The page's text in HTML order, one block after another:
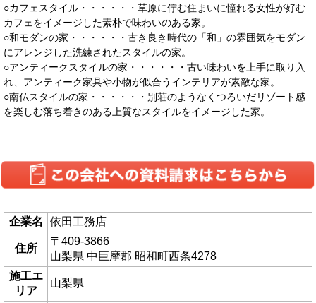
○カフェスタイル・・・・・・草原に佇む住まいに憧れる女性が好む
カフェをイメージした素朴で味わいのある家。
○和モダンの家・・・・・・古き良き時代の「和」の雰囲気をモダン
にアレンジした洗練されたスタイルの家。
○アンティークスタイルの家・・・・・・古い味わいを上手に取り入
れ、アンティーク家具や小物が似合うインテリアが素敵な家。
○南仏スタイルの家・・・・・・別荘のようなくつろいだリゾート感
を楽しむ落ち着きのある上質なスタイルをイメージした家。
企業名 依田工務店
住所
〒409-3866
山梨県 中巨摩郡 昭和町西条4278
施工エ
リア
山梨県